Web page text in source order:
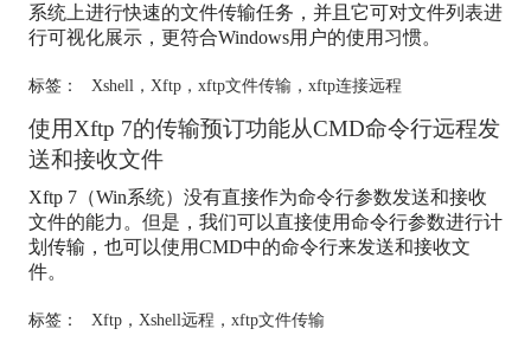
系统上进行快速的文件传输任务，并且它可对文件列表进
行可视化展示，更符合Windows用户的使用习惯。
标签： Xshell ， Xftp， xftp文件传输， xftp连接远程
使用Xftp 7的传输预订功能从CMD命令行远程发
送和接收文件
Xftp7（Win系统）没有直接作为命令行参数发送和接收
文件的能力。但是，我们可以直接使用命令行参数进行计
划传输，也可以使用CMD中的命令行来发送和接收文
件。
标签： Xftp， Xshell远程 ， xftp文件传输